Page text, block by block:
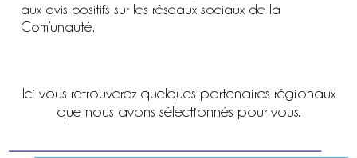
aux avis positifs sur les réseaux sociaux de la
Com’unauté.
Ici vous retrouverez quelques partenaires régionaux
que nous avons sélectionnés pour vous.